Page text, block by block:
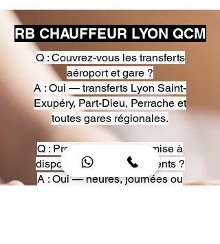
RB CHAUFFEUR LYON QCM
Q : Couvrez-vous les transferts
aéroport et gare ?
A : Oui — transferts Lyon Saint-
Exupéry, Part-Dieu, Perrache et
toutes gares régionales.
Q : Proposez-vous une mise à
disposition pour événements ?
A : Oui — heures, journées ou